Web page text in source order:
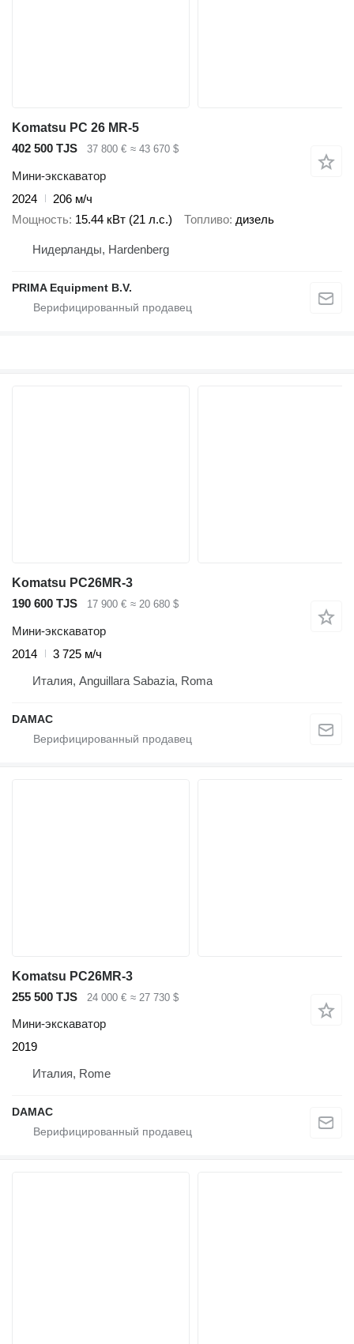
Komatsu PC 26 MR-5
402 500 TJS
37 800 € ≈ 43 670 $
Мини-экскаватор
2024
206 м/ч
Мощность 15.44 кВт (21 л.с.) Топливо дизель
Нидерланды, Hardenberg
PRIMA Equipment B.V.
Komatsu PC26MR-3
190 600 TJS
17 900 € ≈ 20 680 $
Мини-экскаватор
2014
3 725 м/ч
Италия, Anguillara Sabazia, Roma
DAMAC
Komatsu PC26MR-3
255 500 TJS
24 000 € ≈ 27 730 $
Мини-экскаватор
2019
Италия, Rome
DAMAC